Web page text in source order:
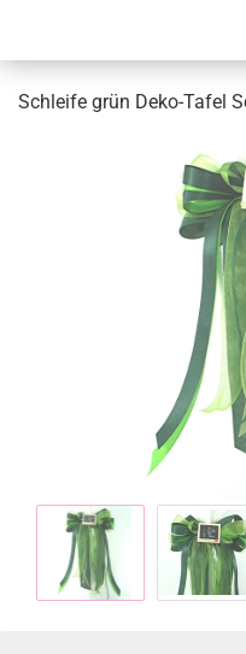
Schleife grün Deko-Tafel